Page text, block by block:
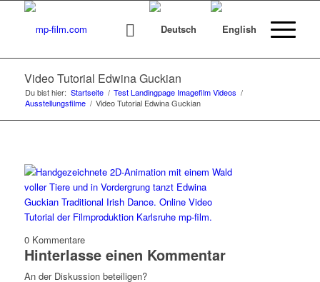
Video Tutorial Edwina Guckian
Du bist hier: Startseite / Test Landingpage Imagefilm Videos /
Ausstellungsfilme / Video Tutorial Edwina Guckian
0 Kommentare
Hinterlasse einen Kommentar
An der Diskussion beteiligen?